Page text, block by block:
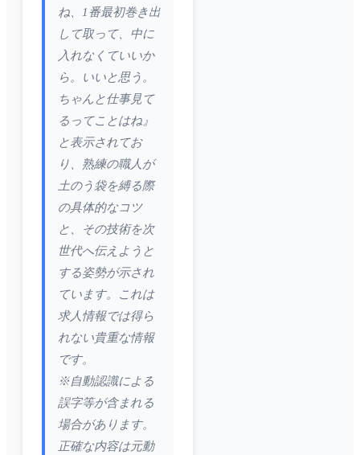
ね、1番最初巻き出
して取って、中に
入れなくていいか
ら。いいと思う。
ちゃんと仕事見て
るってことはね』
と表示されてお
り、熟練の職人が
土のう袋を縛る際
の具体的なコツ
と、その技術を次
世代へ伝えようと
する姿勢が示され
ています。これは
求人情報では得ら
れない貴重な情報
です。
※自動認識による
誤字等が含まれる
場合があります。
正確な内容は元動